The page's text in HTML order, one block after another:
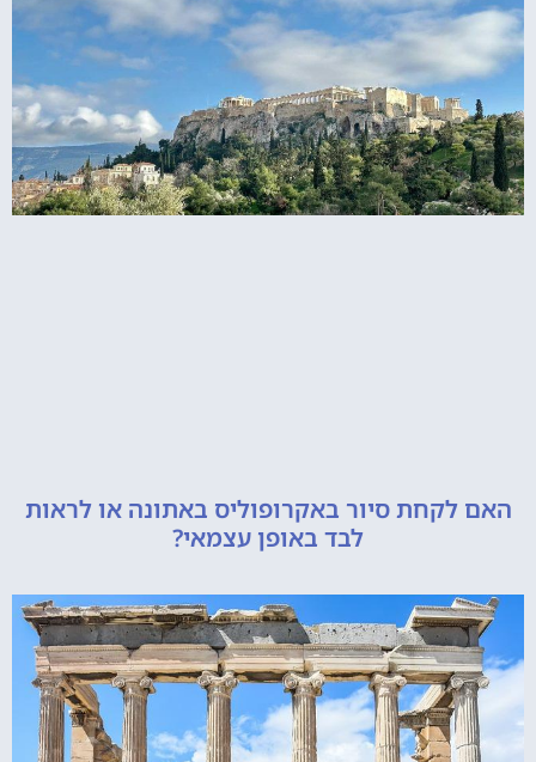
סיור באקרופוליס באתונה או לראות
לבד באופן עצמאי?